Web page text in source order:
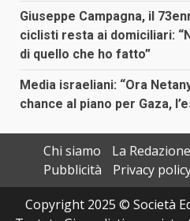
Giuseppe Campagna, il
ciclisti resta ai domiciliari:
di quello che ho fatto”
Media israeliani: “Ora
chance al piano per Gaza,
Chi siamo
La
Pubblicità
Privacy
Copyright 2025 © Società